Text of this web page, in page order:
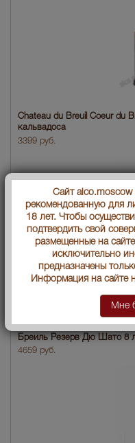
Chateau du Breuil Coeur du
кальвадоса
3399 руб.
Chateau du Breuil Reserve
Бреиль Резерв Дю Шато 8
4659 руб.
Сайт
рекомендованную для
18 лет. Чтобы
подтвердить свой
размещенные на
исключительно
предназначены
Информация на сайте